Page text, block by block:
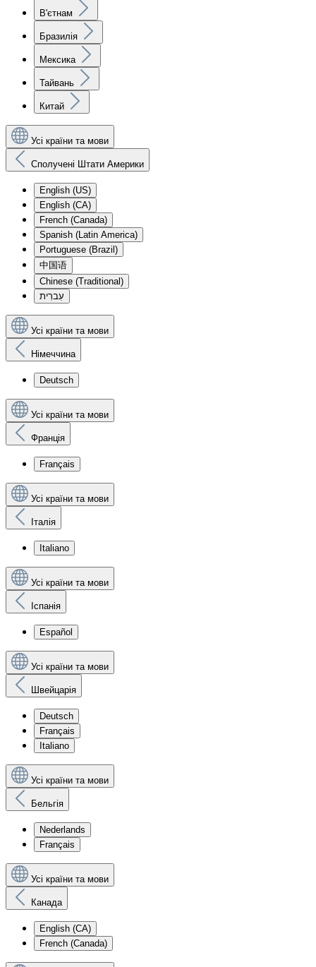
В'єтнам
Бразилія
Мексика
Тайвань
Китай
Усі країни та мови
Сполучені Штати Америки
English (US)
English (CA)
French (Canada)
Spanish (Latin America)
Portuguese (Brazil)
中国语
Chinese (Traditional)
עִברִית
Усі країни та мови
Німеччина
Deutsch
Усі країни та мови
Франція
Français
Усі країни та мови
Італія
Italiano
Усі країни та мови
Іспанія
Español
Усі країни та мови
Швейцарія
Deutsch
Français
Italiano
Усі країни та мови
Бельгія
Nederlands
Français
Усі країни та мови
Канада
English (CA)
French (Canada)